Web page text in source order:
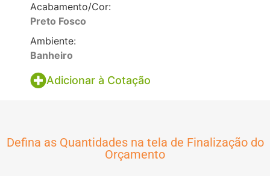
Acabamento/Cor:
Preto Fosco
Ambiente:
Banheiro
Adicionar à Cotação
Defina as Quantidades na tela de Finalização do
Orçamento